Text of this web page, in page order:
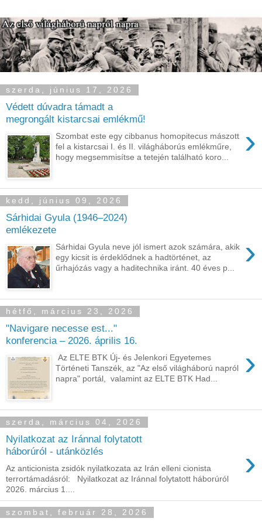
szerda, június 17, 2026
Védett dúvadra támadt a
megrongált kistarcsai emlékmű!
›
Szombat este egy cibbanus homopitecus mászott
fel a kistarcsai I. és II. világháborús emlékműre,
hogy megsemmisítse a tetején található koro...
kedd, június 09, 2026
Sárhidai Gyula (1946–2024)
emlékezete
›
Sárhidai Gyula neve jól ismert azok számára, akik
egy kicsit is érdeklődnek a hadtörténet, az
űrhajózás vagy a haditechnika iránt. 40 éves p...
hétfő, március 23, 2026
"Navigare necesse est..."
konferencia – 2026. április 16.
›
Az ELTE BTK Új- és Jelenkori Egyetemes
Történeti Tanszék, az "Az első világháború napról
napra" portál, valamint az ELTE BTK Had...
szerda, március 04, 2026
Nyilatkozat az Iránnal folytatott
háborúról - utánközlés
›
Az anticionista zsidók nyilatkozata az Irán elleni cionista
terrortámadásról: Nyilatkozat az Iránnal folytatott háborúról
2026. március 1....
szombat, február 28, 2026